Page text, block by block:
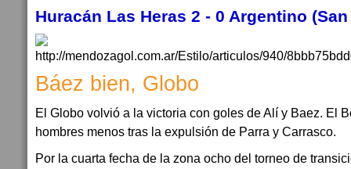
Huracán Las Heras 2 - 0 Argentino
Báez bien, Globo
El Globo volvió a la victoria con goles de Alí y Baez. El
hombres menos tras la expulsión de Parra y Carrasco.
Por la cuarta fecha de la zona ocho del torneo de